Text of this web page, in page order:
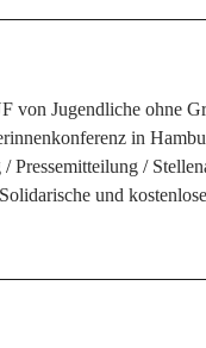
Jugendliche ohne
in
Pressemitteilung
und